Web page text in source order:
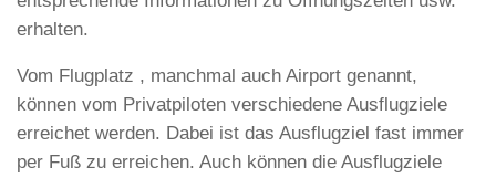
erhalten.
Vom Flugplatz , manchmal auch Airport genannt,
können vom Privatpiloten verschiedene Ausflugziele
erreichet werden. Dabei ist das Ausflugziel fast immer
per Fuß zu erreichen. Auch können die Ausflugziele